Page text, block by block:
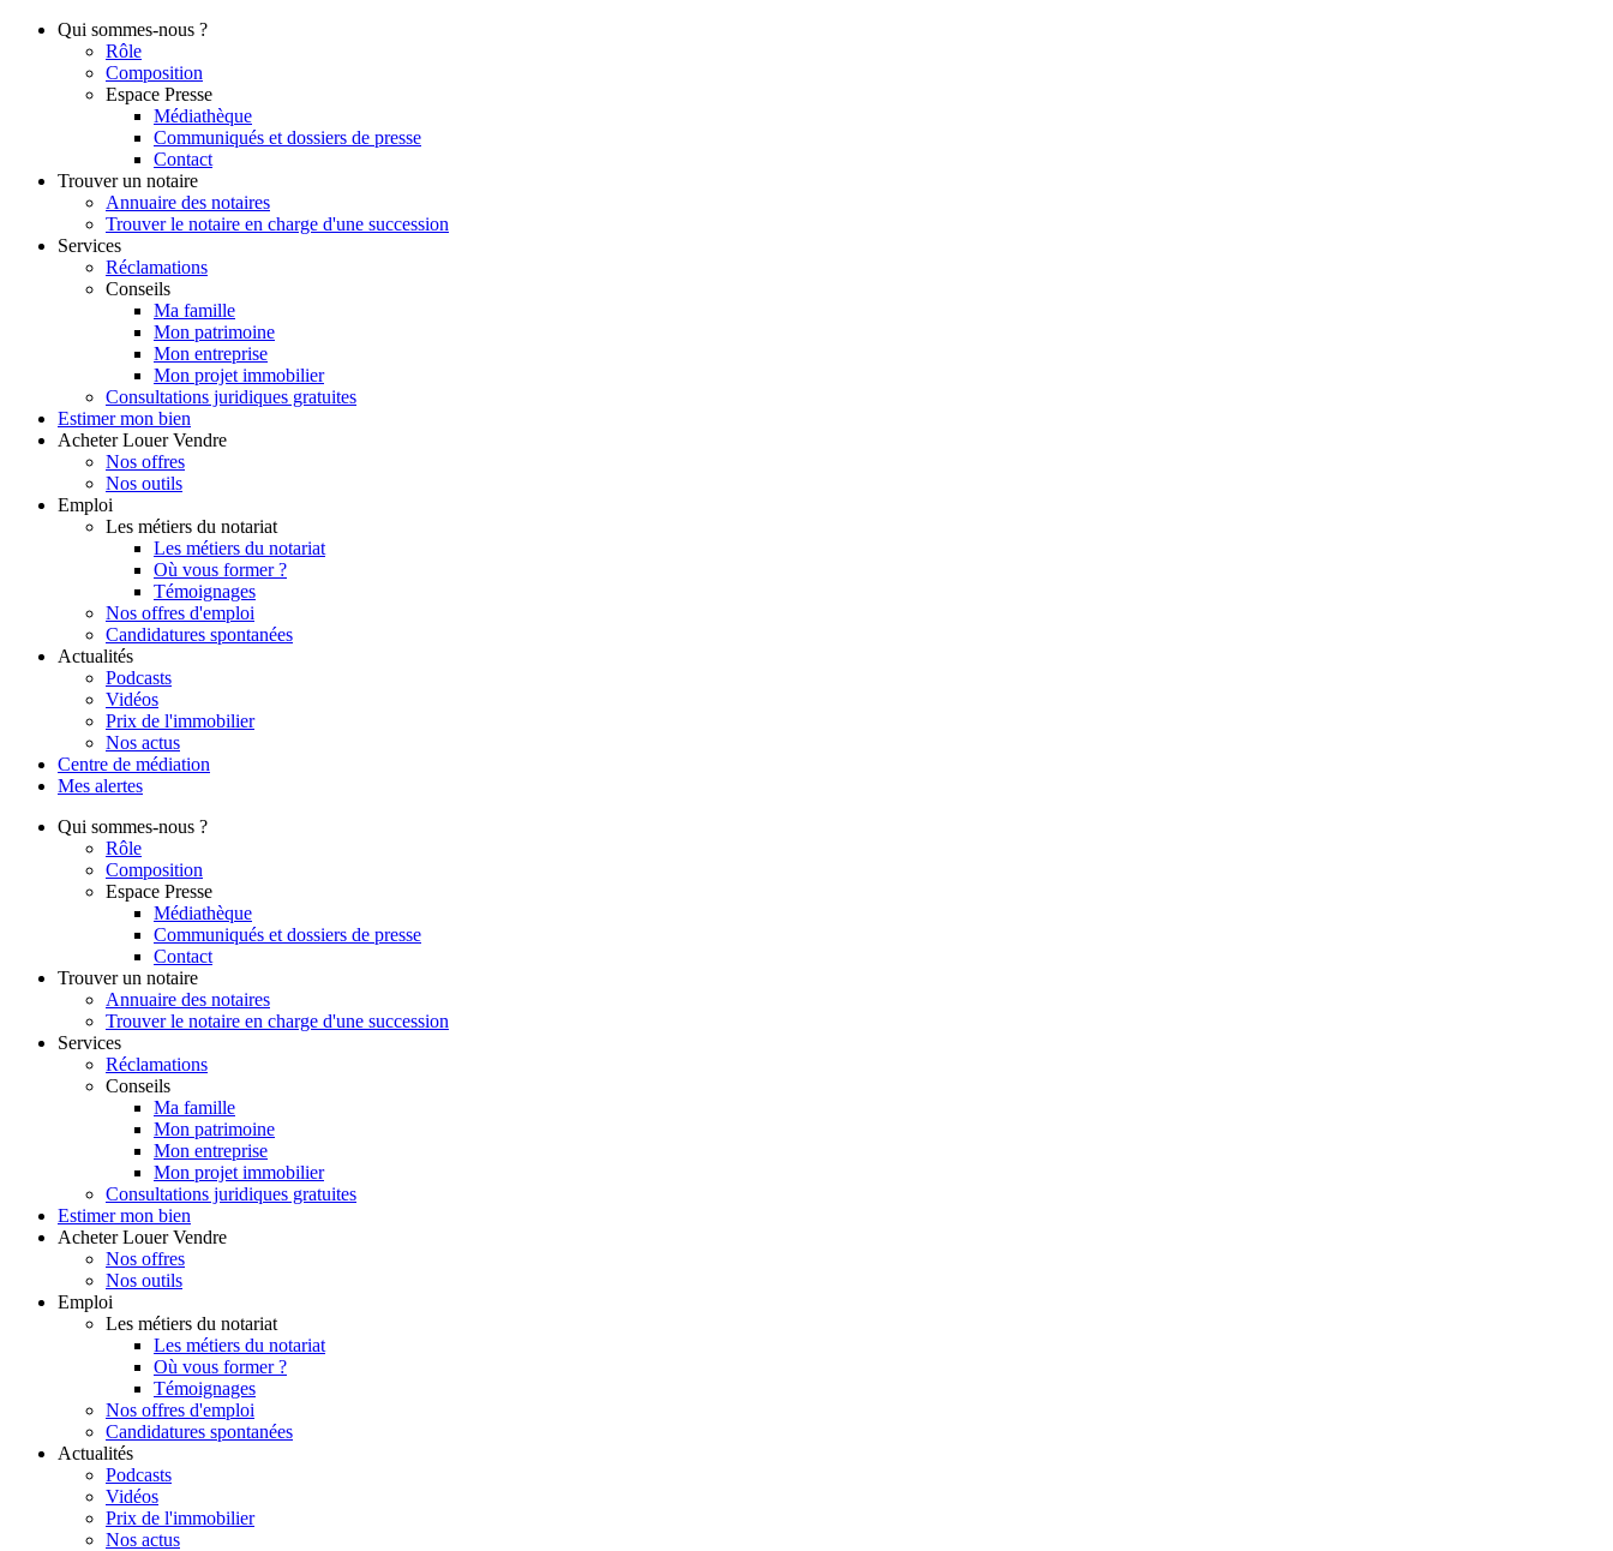
Qui sommes-nous ?
Rôle
Composition
Espace Presse
Médiathèque
Communiqués et dossiers de presse
Contact
Trouver un notaire
Annuaire des notaires
Trouver le notaire en charge d'une succession
Services
Réclamations
Conseils
Ma famille
Mon patrimoine
Mon entreprise
Mon projet immobilier
Consultations juridiques gratuites
Estimer mon bien
Acheter Louer Vendre
Nos offres
Nos outils
Emploi
Les métiers du notariat
Les métiers du notariat
Où vous former ?
Témoignages
Nos offres d'emploi
Candidatures spontanées
Actualités
Podcasts
Vidéos
Prix de l'immobilier
Nos actus
Centre de médiation
Mes alertes
Qui sommes-nous ?
Rôle
Composition
Espace Presse
Médiathèque
Communiqués et dossiers de presse
Contact
Trouver un notaire
Annuaire des notaires
Trouver le notaire en charge d'une succession
Services
Réclamations
Conseils
Ma famille
Mon patrimoine
Mon entreprise
Mon projet immobilier
Consultations juridiques gratuites
Estimer mon bien
Acheter Louer Vendre
Nos offres
Nos outils
Emploi
Les métiers du notariat
Les métiers du notariat
Où vous former ?
Témoignages
Nos offres d'emploi
Candidatures spontanées
Actualités
Podcasts
Vidéos
Prix de l'immobilier
Nos actus